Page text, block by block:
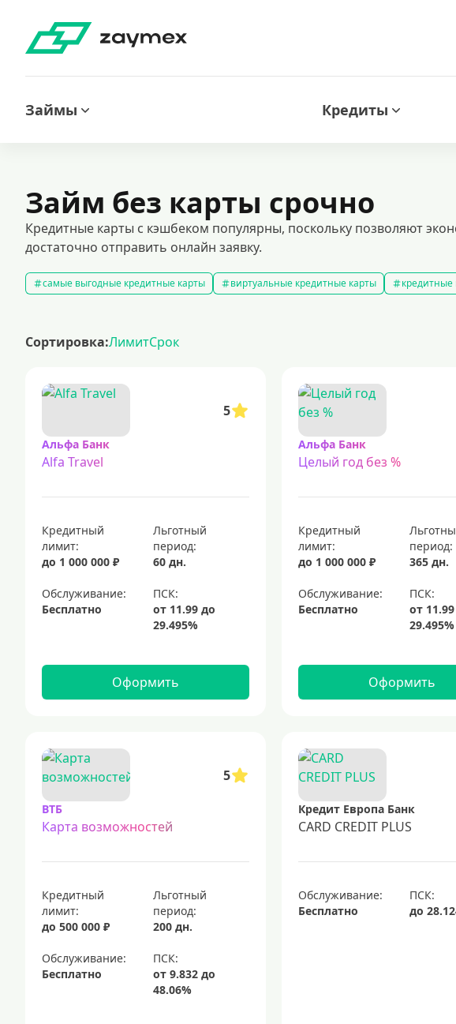
Займы Кредиты
Займ без карты срочно
Кредитные карты с кэшбеком популярны, поскольку позволяют
достаточно отправить онлайн заявку.
самые выгодные кредитные карты виртуальные кредитные карты
кредитные карты visa
премиальные кредитные карты
Сортировка:ЛимитСрок
5
Альфа Банк
Alfa Travel
Кредитный
лимит:
до 1 000 000 ₽
Льготный
период:
60 дн.
Обслуживание:
Бесплатно
Оформить
Альфа Банк
Целый год без %
Кредитный
лимит:
до 1 000 000 ₽
период:
365 дн.
Обслуживание:
Бесплатно
Оформить
5
ВТБ
Карта возможностей
Кредитный
лимит:
до 500 000 ₽
Льготный
период:
200 дн.
Обслуживание:
Бесплатно
Кредит Европа Банк
CARD CREDIT PLUS
Обслуживание:
Бесплатно